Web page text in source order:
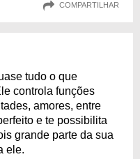
COMPARTILHAR
tudo o que
controla funções
amores, entre
e te possibilita
grande parte da sua
ele.